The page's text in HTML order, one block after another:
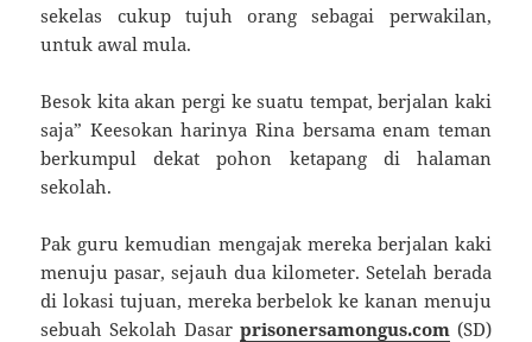
sekelas cukup tujuh orang sebagai perwakilan,
untuk awal mula.
Besok kita akan pergi ke suatu tempat, berjalan kaki
saja” Keesokan harinya Rina bersama enam teman
berkumpul dekat pohon ketapang di halaman
sekolah.
Pak guru kemudian mengajak mereka berjalan kaki
menuju pasar, sejauh dua kilometer. Setelah berada
di lokasi tujuan, mereka berbelok ke kanan menuju
sebuah Sekolah Dasar prisonersamongus.com (SD)